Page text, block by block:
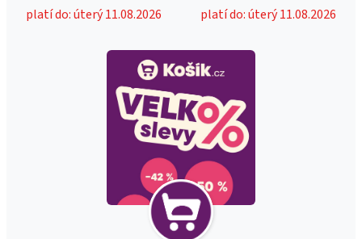
platí do: úterý 11.08.2026
platí do: úterý 11.08.2026